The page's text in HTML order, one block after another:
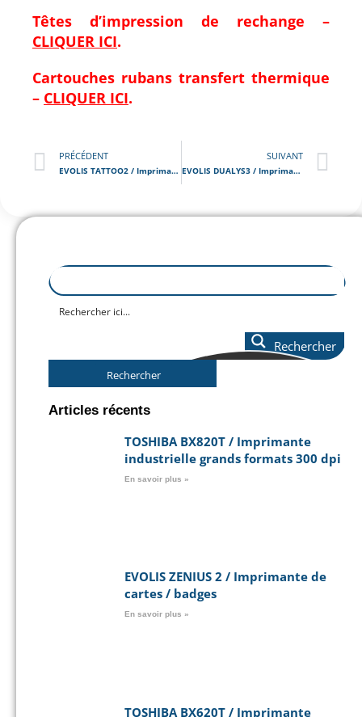
Têtes d’impression de rechange –
CLIQUER ICI.
Cartouches rubans transfert thermique
– CLIQUER ICI.
PRÉCÉDENT
EVOLIS TATTOO2 / Imprimante de cartes – badges
SUIVANT
EVOLIS DUALYS3 / Imprimante de cartes – badges
Rechercher
Rechercher
Articles récents
TOSHIBA BX820T / Imprimante
industrielle grands formats 300 dpi
En savoir plus »
EVOLIS ZENIUS 2 / Imprimante de
cartes / badges
En savoir plus »
TOSHIBA BX620T / Imprimante